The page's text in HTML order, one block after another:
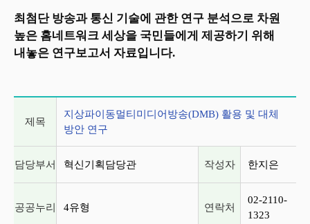
최첨단 방송과 통신 기술에 관한 연구 분석으로 차원
높은 홈네트워크 세상을 국민들에게 제공하기 위해
내놓은 연구보고서 자료입니다.
제목
지상파이동멀티미디어방송(DMB) 활용 및 대체
방안 연구
담당부서 혁신기획담당관 작성자 한지은
공공누리 4유형 연락처
02-2110-
1323